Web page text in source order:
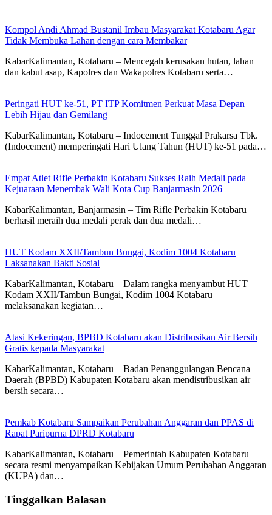
Kompol Andi Ahmad Bustanil Imbau Masyarakat Kotabaru Agar
Tidak Membuka Lahan dengan cara Membakar
KabarKalimantan, Kotabaru – Mencegah kerusakan hutan, lahan
dan kabut asap, Kapolres dan Wakapolres Kotabaru serta…
Peringati HUT ke-51, PT ITP Komitmen Perkuat Masa Depan
Lebih Hijau dan Gemilang
KabarKalimantan, Kotabaru – Indocement Tunggal Prakarsa Tbk.
(Indocement) memperingati Hari Ulang Tahun (HUT) ke-51 pada…
Empat Atlet Rifle Perbakin Kotabaru Sukses Raih Medali pada
Kejuaraan Menembak Wali Kota Cup Banjarmasin 2026
KabarKalimantan, Banjarmasin – Tim Rifle Perbakin Kotabaru
berhasil meraih dua medali perak dan dua medali…
HUT Kodam XXII/Tambun Bungai, Kodim 1004 Kotabaru
Laksanakan Bakti Sosial
KabarKalimantan, Kotabaru – Dalam rangka menyambut HUT
Kodam XXII/Tambun Bungai, Kodim 1004 Kotabaru
melaksanakan kegiatan…
Atasi Kekeringan, BPBD Kotabaru akan Distribusikan Air Bersih
Gratis kepada Masyarakat
KabarKalimantan, Kotabaru – Badan Penanggulangan Bencana
Daerah (BPBD) Kabupaten Kotabaru akan mendistribusikan air
bersih secara…
Pemkab Kotabaru Sampaikan Perubahan Anggaran dan PPAS di
Rapat Paripurna DPRD Kotabaru
KabarKalimantan, Kotabaru – Pemerintah Kabupaten Kotabaru
secara resmi menyampaikan Kebijakan Umum Perubahan Anggaran
(KUPA) dan…
Tinggalkan Balasan